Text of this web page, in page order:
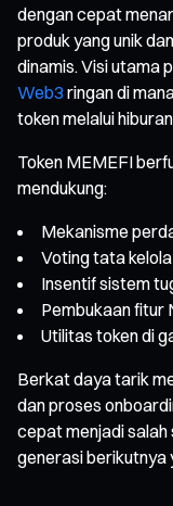
dengan cepat
produk yang unik
dinamis. Visi utama
Web3 ringan di
token melalui
Token MEMEFI
mendukung:
Mekanisme
Voting tata
Insentif sistem
Pembukaan fitur
Utilitas token di
Berkat daya tarik
dan proses
cepat menjadi
generasi berikutnya